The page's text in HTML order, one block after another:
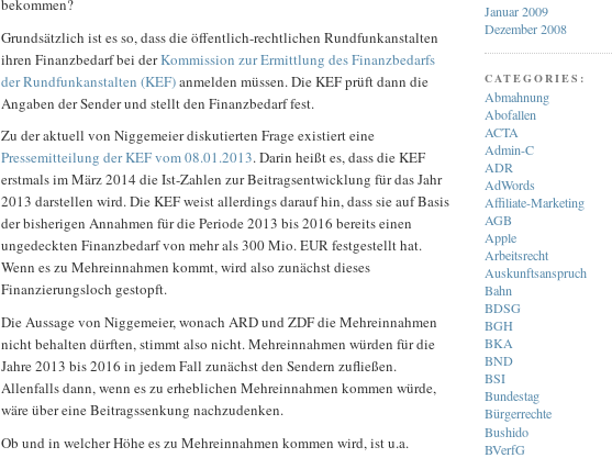
bekommen?
Grundsätzlich ist es so, dass die öffentlich-rechtlichen Rundfunkanstalten
ihren Finanzbedarf bei derKommission zur Ermittlung des Finanzbedarfs
der Rundfunkanstalten (KEF)anmelden müssen. Die KEF prüft dann die
Angaben der Sender und stellt den Finanzbedarf fest.
Zu der aktuell von Niggemeier diskutierten Frage existiert eine
Pressemitteilung der KEF vom 08.01.2013. Darin heißt es, dass die KEF
erstmals im März 2014 die Ist-Zahlen zur Beitragsentwicklung für das Jahr
2013 darstellen wird. Die KEF weist allerdings darauf hin, dass sie auf Basis
der bisherigen Annahmen für die Periode 2013 bis 2016 bereits einen
ungedeckten Finanzbedarf von mehr als 300 Mio. EUR festgestellt hat.
Wenn es zu Mehreinnahmen kommt, wird also zunächst dieses
Finanzierungsloch gestopft.
Die Aussage von Niggemeier, wonach ARD und ZDF die Mehreinnahmen
nicht behalten dürften, stimmt also nicht. Mehreinnahmen würden für die
Jahre 2013 bis 2016 in jedem Fall zunächst den Sendern zufließen.
Allenfalls dann, wenn es zu erheblichen Mehreinnahmen kommen würde,
wäre über eine Beitragssenkung nachzudenken.
Ob und in welcher Höhe es zu Mehreinnahmen kommen wird, ist u.a.
Januar 2009
Dezember 2008
CATEGORIES:
Abmahnung
Abofallen
ACTA
Admin-C
ADR
AdWords
Affiliate-Marketing
AGB
Apple
Arbeitsrecht
Auskunftsanspruch
Bahn
BDSG
BGH
BKA
BND
BSI
Bundestag
Bürgerrechte
Bushido
BVerfG